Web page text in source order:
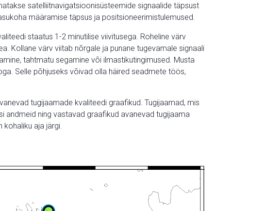
satelliitnavigatsioonisüsteemide signaalide täpsust
määramise täpsus ja positsioneerimistulemused.
staatus 1-2 minutilise viivitusega. Roheline värv
Kollane värv viitab nõrgale ja punane tugevamale signaali
tahtmatu segamine või ilmastikutingimused. Musta
Selle põhjuseks võivad olla häired seadmete töös,
tugijaamade kvaliteedi graafikud. Tugijaamad, mis
andmeid ning vastavad graafikud avanevad tugijaama
aja järgi.